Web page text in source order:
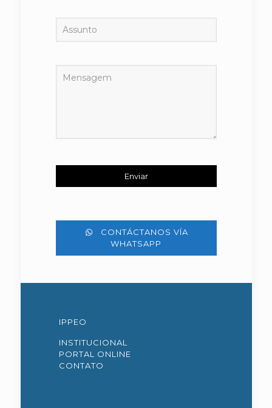
CONTÁCTANOS VÍA
WHATSAPP
IPPEO
INSTITUCIONAL
PORTAL ONLINE
CONTATO